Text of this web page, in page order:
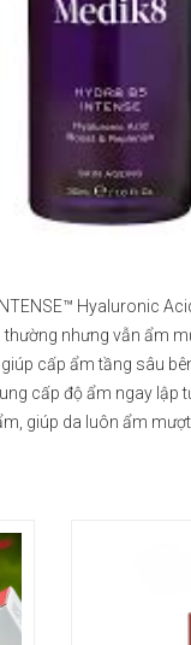
Hyaluronic
nhưng vẫn ẩm
cấp ẩm tầng sâu
cấp độ ẩm ngay lập
giúp da luôn ẩm